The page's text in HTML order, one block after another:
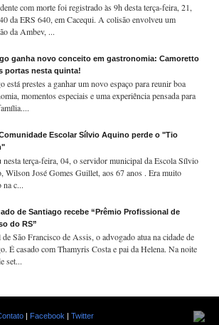
com morte foi registrado às 9h desta terça-feira, 21,
da ERS 640, em Cacequi. A colisão envolveu um
da Ambev, ...
ganha novo conceito em gastronomia: Camoretto
portas nesta quinta!
está prestes a ganhar um novo espaço para reunir boa
momentos especiais e uma experiência pensada para
Escolar Sílvio Aquino perde o "Tio
nesta terça-feira, 04, o servidor municipal da Escola Sílvio
Wilson José Gomes Guillet, aos 67 anos . Era muito
na c...
de Santiago recebe “Prêmio Profissional de
do RS”
São Francisco de Assis, o advogado atua na cidade de
É casado com Thamyris Costa e pai da Helena. Na noite
set...
| Facebook | Twitter